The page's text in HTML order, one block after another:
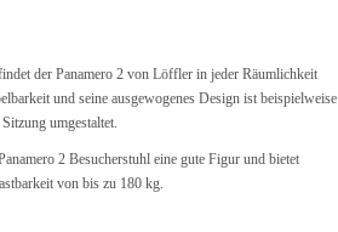
der Panamero 2 von Löffler in jeder Räumlichkeit
und seine ausgewogenes Design ist beispielweise
umgestaltet.
2 Besucherstuhl eine gute Figur und bietet
von bis zu 180 kg.